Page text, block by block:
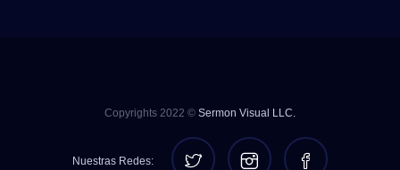
Copyrights 2022 © Sermon Visual LLC.
Nuestras Redes: